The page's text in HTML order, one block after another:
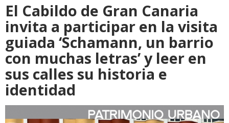
El Cabildo de Gran Canaria
invita a participar en la visita
guiada ‘Schamann, un barrio
con muchas letras’ y leer en
sus calles su historia e
identidad